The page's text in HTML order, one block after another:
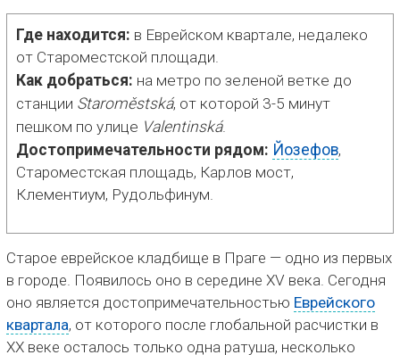
Где находится: в Еврейском квартале, недалеко
от Староместской площади.
Как добраться: на метро по зеленой ветке до
станции Staroměstská, от которой 3-5 минут
пешком по улице Valentinská.
Достопримечательности рядом: Йозефов,
Староместская площадь, Карлов мост,
Клементиум, Рудольфинум.
Старое еврейское кладбище в Праге — одно из первых
в городе. Появилось оно в середине XV века. Сегодня
оно является достопримечательностью Еврейского
квартала, от которого после глобальной расчистки в
XX веке осталось только одна ратуша, несколько